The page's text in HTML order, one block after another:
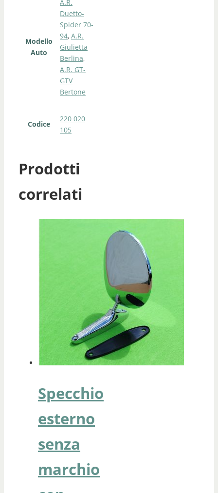
Modello
Auto
A.R.
Duetto-
Spider 70-
94, A.R.
Giulietta
Berlina,
A.R. GT-
GTV
Bertone
Codice
220 020
105
Prodotti
correlati
Specchio
esterno
senza
marchio